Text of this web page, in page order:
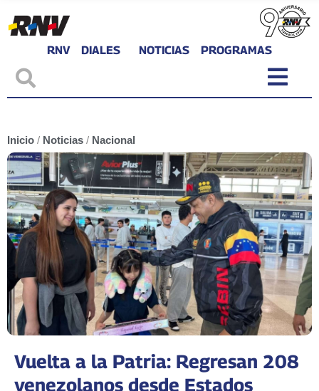
RNV DIALES NOTICIAS PROGRAMAS
Inicio / Noticias / Nacional
Vuelta a la Patria: Regresan 208
venezolanos desde Estados